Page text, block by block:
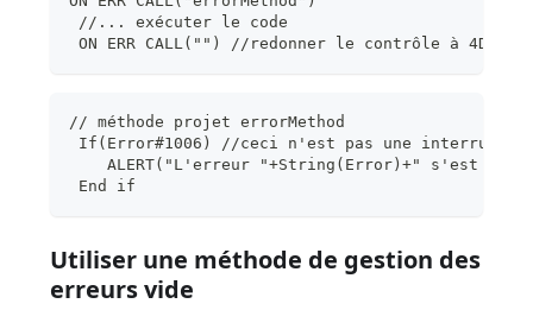
//... exécuter le code
ON ERR CALL("") //redonner le contrôle à 4D
// méthode projet errorMethod
If(Error#1006) //ceci n'est pas une
ALERT("L'erreur "+String(Error)+" s'est
End if
Utiliser une méthode de gestion des
erreurs vide